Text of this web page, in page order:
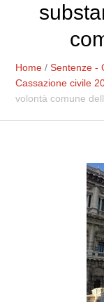
Home /Sentenze -
Cassazione civile
volontà comune